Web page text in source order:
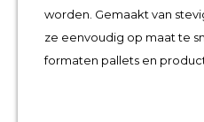
worden. Gemaakt van
ze eenvoudig op maat te
formaten pallets en